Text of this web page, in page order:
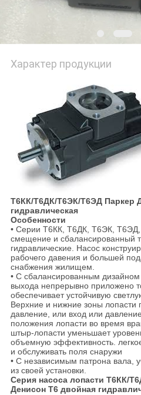
Характер продукции
Т6КК/Т6ДК/Т6ЭК/Т6ЭД Паркер
гидравлическая
Особенности
• Серии Т6КК, Т6ДК, Т6ЭК, Т6ЭД,
смещение и сбалансированный
гидравлические. Насос
рабочего давения и большей
снабжения жилищем.
• С сбалансированным
выхода непрерывно приложено
обеспечивает устойчивую
Верхние и нижние зоны лопасти
давление, или вход или
положения лопасти во время
штыр-лопасти уменьшает
объемную эффективность.
и обслуживать поля снаружи
• С независимым патрона вала,
из своей установки.
Серия насоса лопасти Т6КК/
Денисон Т6 двойная